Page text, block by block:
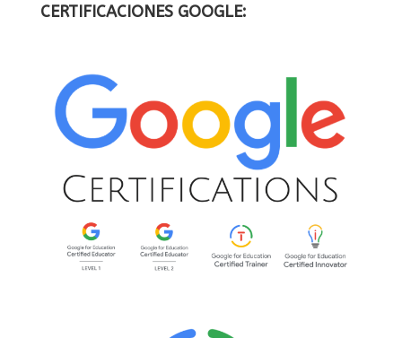
CERTIFICACIONES GOOGLE: